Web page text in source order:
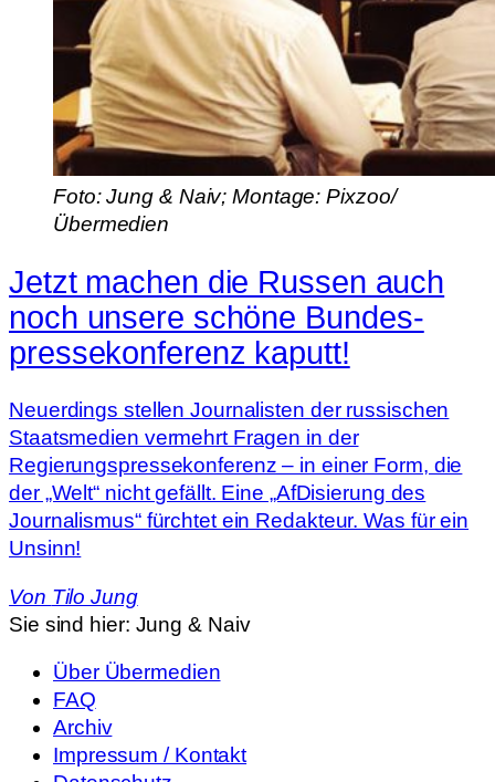
Foto: Jung & Naiv; Montage: Pixzoo/
Übermedien
Jetzt machen die Russen auch
noch unsere schöne Bundes­
pressekonferenz kaputt!
Neuerdings stellen Journalisten der russischen
Staatsmedien vermehrt Fragen in der
Regierungspressekonferenz – in einer Form, die
der „Welt“ nicht gefällt. Eine „AfDisierung des
Journalismus“ fürchtet ein Redakteur. Was für ein
Unsinn!
Von Tilo Jung
Sie sind hier: Jung & Naiv
Über Übermedien
FAQ
Archiv
Impressum / Kontakt